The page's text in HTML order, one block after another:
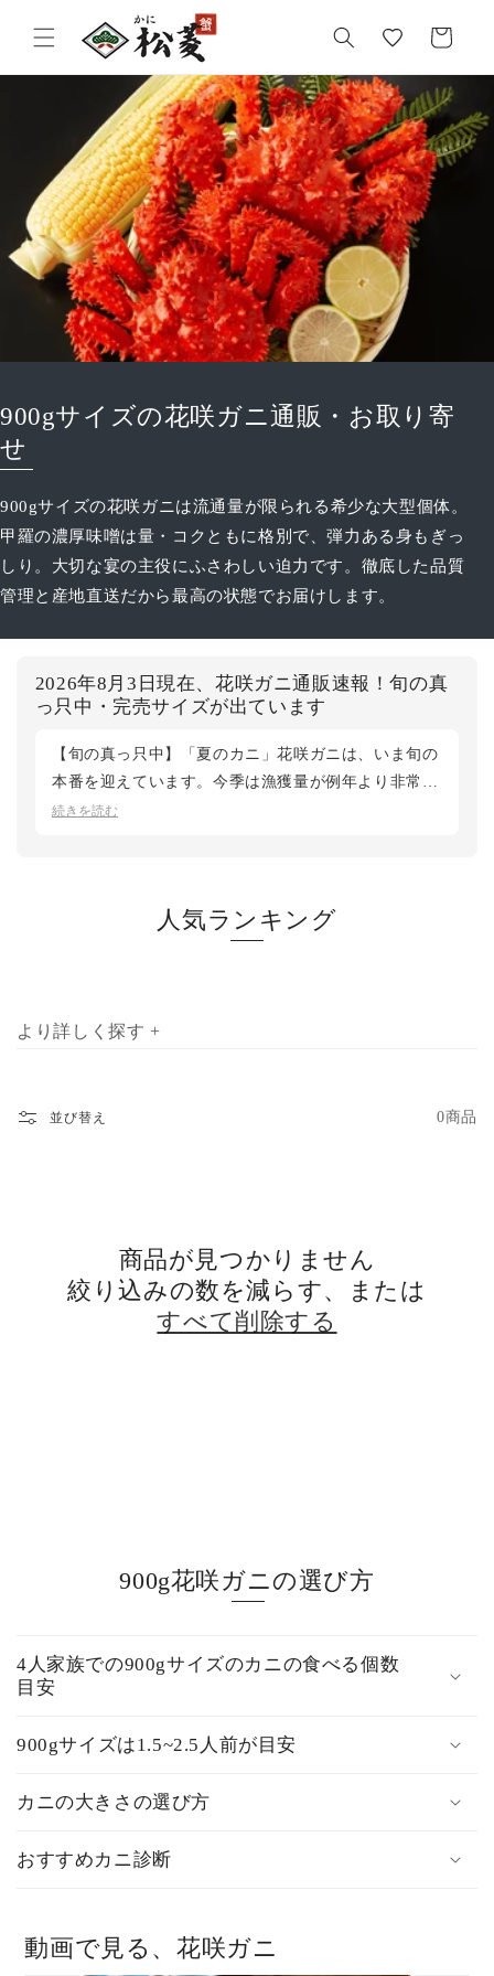
に
り
ー
900gサイズの花咲ガニ通販・お取り寄
せ
900gサイズの花咲ガニは流通量が限られる希少な大型個体。
甲羅の濃厚味噌は量・コクともに格別で、弾力ある身もぎっ
しり。大切な宴の主役にふさわしい迫力です。徹底した品質
管理と産地直送だから最高の状態でお届けします。
2026年8月3日現在、花咲ガニ通販速報！旬の真
っ只中・完売サイズが出ています
【旬の真っ只中】「夏のカニ」花咲ガニは、いま旬の
本番を迎えています。今季は漁獲量が例年より非常に
少ない状況が続いています。活〆ボイルと活の特大サ
花咲ガニをご検討の方は、お早めのご注文をおすすめ
いたします。現地根室から最新状況をお届けします。
続きを読む
人気ランキング
より詳しく探す +
並び替え 0商品
商品が見つかりません
絞り込みの数を減らす、または
すべて削除する
900g花咲ガニの選び方
4人家族での900gサイズのカニの食べる個数
目安
900gサイズは1.5~2.5人前が目安
カニの大きさの選び方
おすすめカニ診断
動画で見る、花咲ガニ